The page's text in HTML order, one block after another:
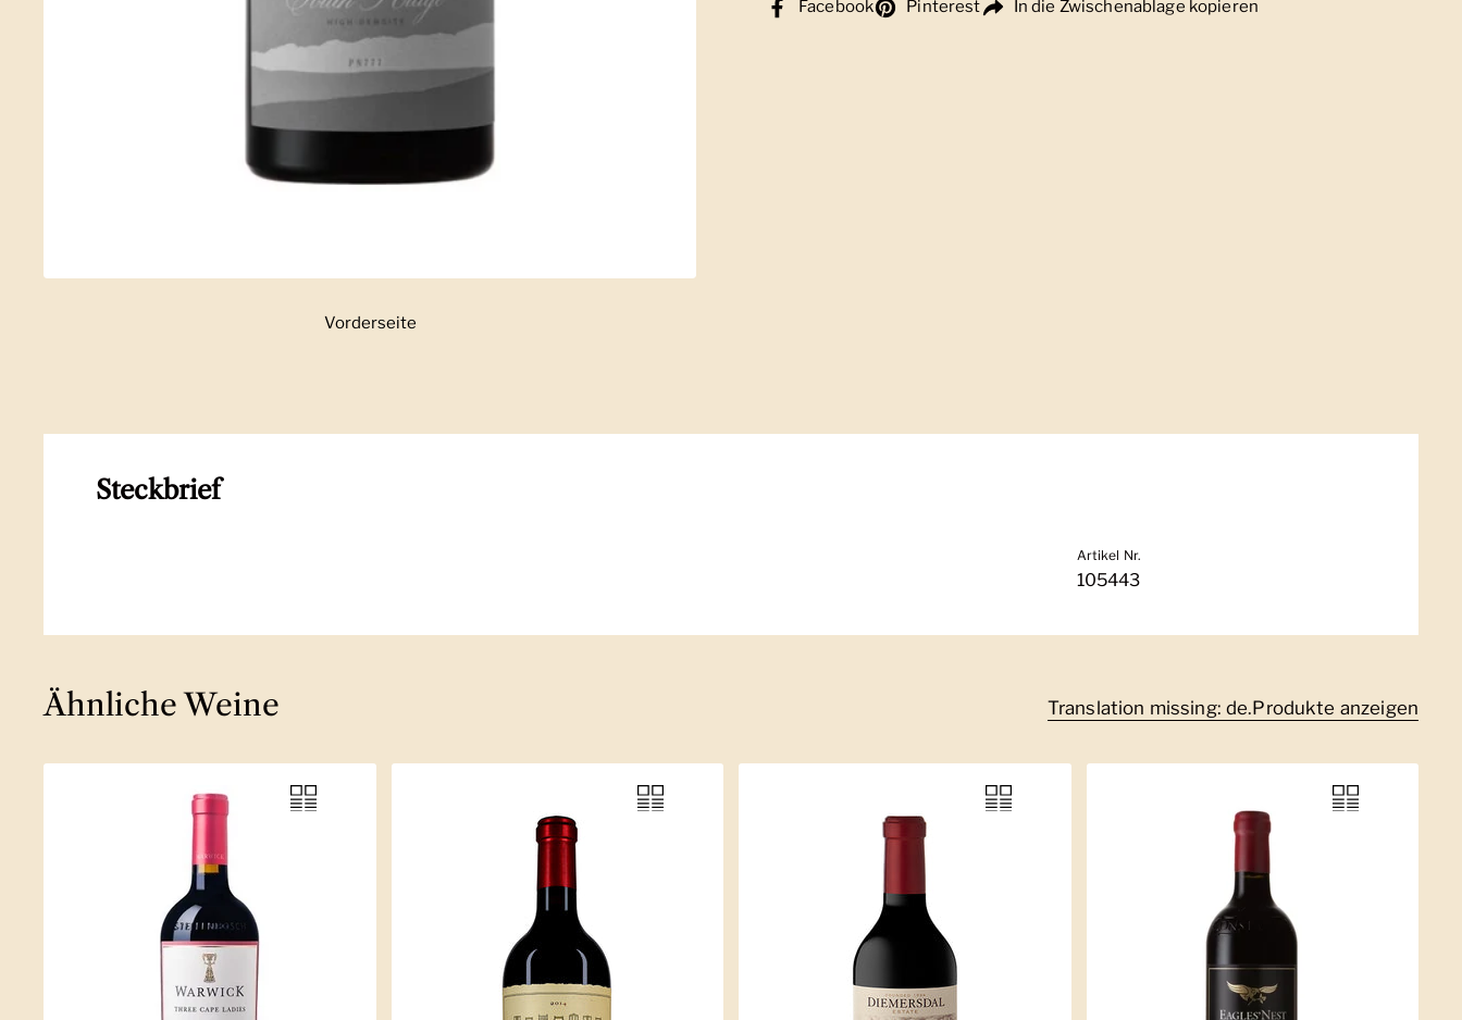
Zeige Folie 1
Vorderseite
Facebook Pinterest In die Zwischenablage kopieren
Steckbrief
Artikel Nr.
105443
Ähnliche Weine Translation missing: de.Produkte anzeigen